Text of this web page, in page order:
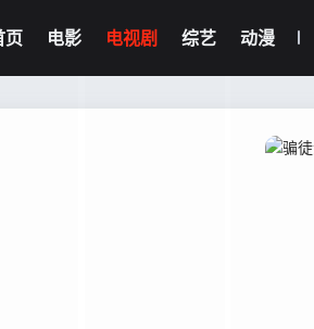
页 电影 电视剧 综艺 动漫